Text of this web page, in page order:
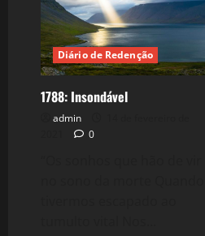
Diário de Redenção
1788: Insondável
admin
0